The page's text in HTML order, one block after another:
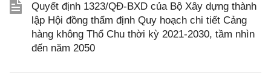
Quyết định 1323/QĐ-BXD của Bộ Xây dựng thành
lập Hội đồng thẩm định Quy hoạch chi tiết Cảng
hàng không Thổ Chu thời kỳ 2021-2030, tầm nhìn
đến năm 2050